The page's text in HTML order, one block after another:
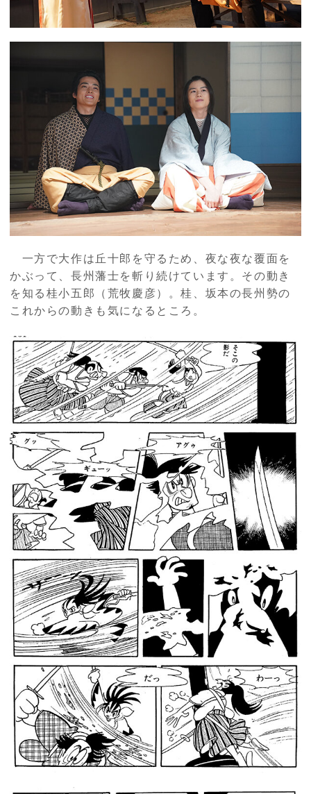
一方で大作は丘十郎を守るため、夜な夜な覆面を
かぶって、長州藩士を斬り続けています。その動き
を知る桂小五郎（荒牧慶彦）。桂、坂本の長州勢の
これからの動きも気になるところ。